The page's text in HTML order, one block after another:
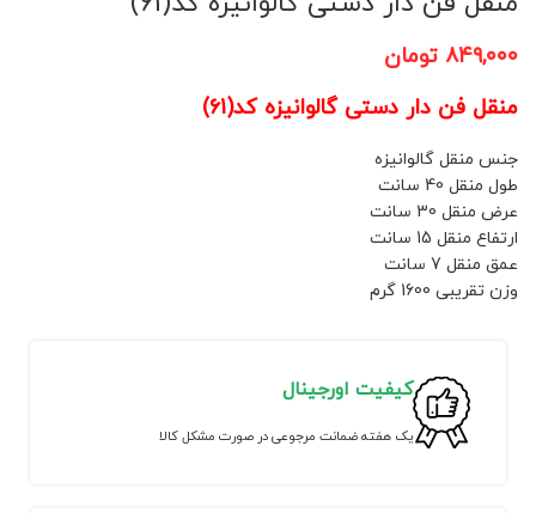
۸۴۹,۰۰۰ تومان
منقل فن دار دستی گالوانیزه کد(61)
جنس منقل گالوانیزه
طول منقل 40 سانت
عرض منقل 30 سانت
ارتفاع منقل 15 سانت
عمق منقل 7 سانت
وزن تقریبی 1600 گرم
کیفیت اورجینال
یک هفته ضمانت مرجوعی در صورت مشکل کالا